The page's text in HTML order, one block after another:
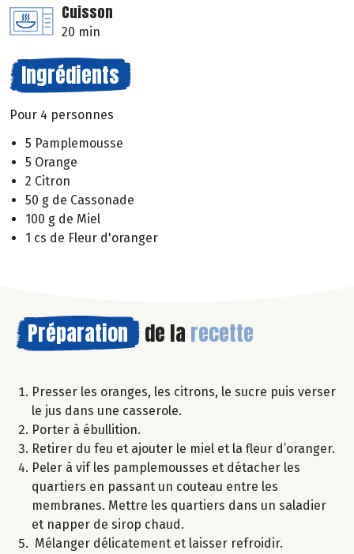
Cuisson
20 min
Ingrédients
Pour 4 personnes
5 Pamplemousse
5 Orange
2 Citron
50 g de Cassonade
100 g de Miel
1 cs de Fleur d'oranger
Préparation de la recette
Presser les oranges, les citrons, le sucre puis verser
le jus dans une casserole.
Porter à ébullition.
Retirer du feu et ajouter le miel et la fleur d’oranger.
Peler à vif les pamplemousses et détacher les
quartiers en passant un couteau entre les
membranes. Mettre les quartiers dans un saladier
et napper de sirop chaud.
Mélanger délicatement et laisser refroidir.